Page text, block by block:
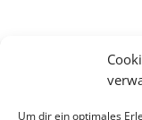
Um dir ein optimales